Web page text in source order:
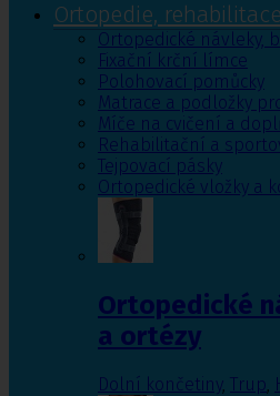
Ortopedie,
Ortopedické návleky,
Fixační krční límce
Polohovací pomůcky
Matrace a podložky
Míče na cvičení a
Rehabilitační a
Tejpovací pásky
Ortopedické vložky a
Ortopedické
a ortézy
Dolní končetiny, Trup,